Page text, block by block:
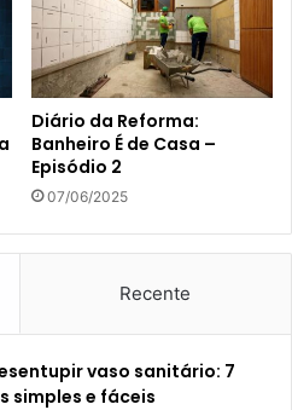
Diário da Reforma:
Banheiro É de Casa –
Episódio 2
07/06/2025
Recente
vaso sanitário: 7
simples e fáceis